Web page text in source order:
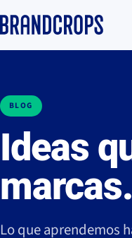
BLOG
Ideas
marcas.
Lo que aprendemos